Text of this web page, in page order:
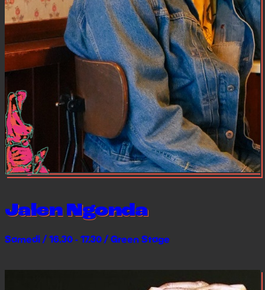
Jalen Ngonda
Samedi / 16.30 - 17.30 / Green Stage